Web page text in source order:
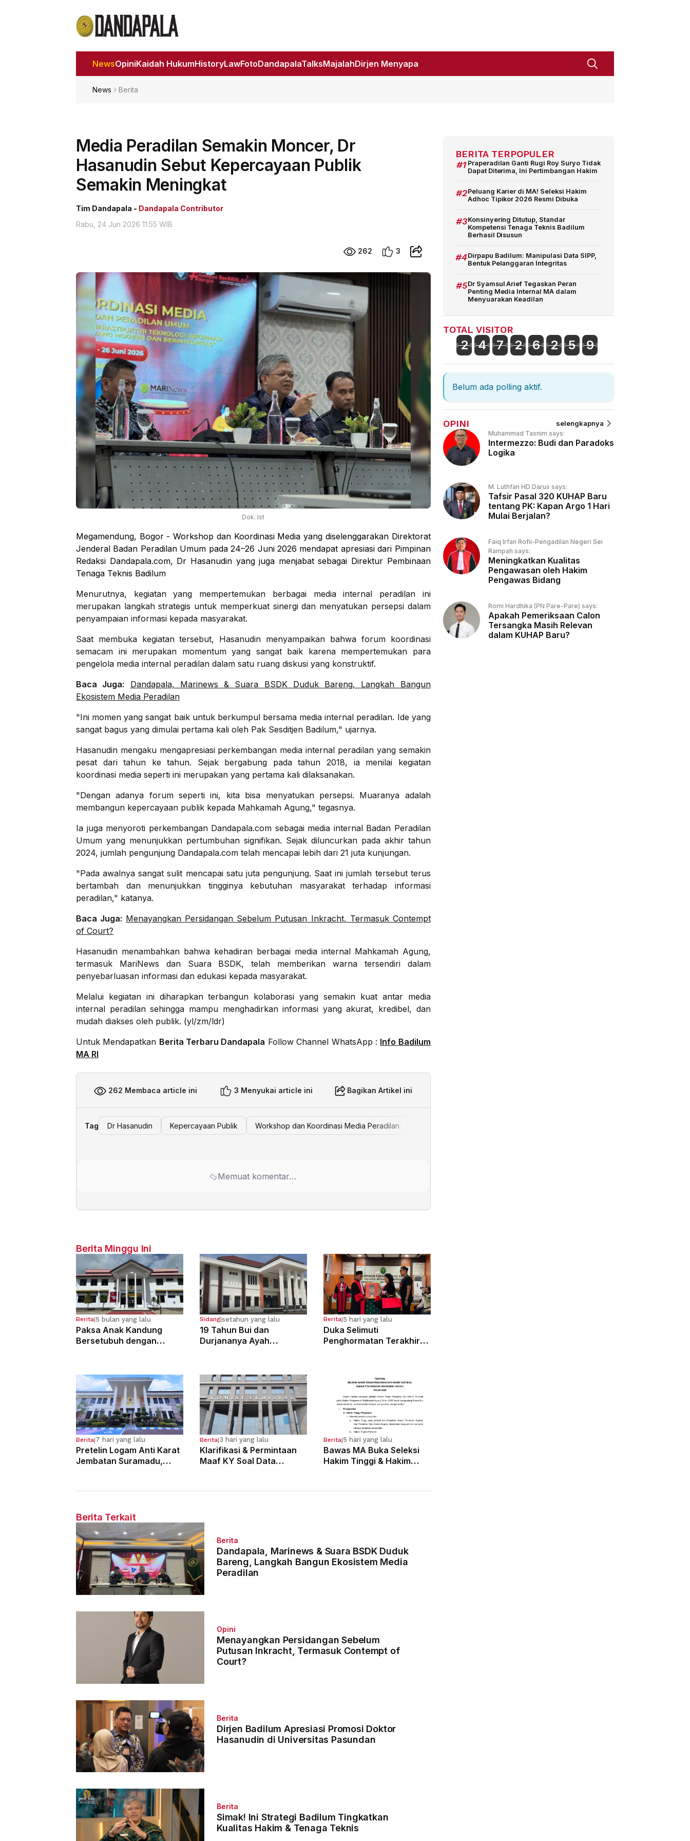
NewsOpiniKaidah HukumHistoryLawFotoDandapalaTalksMajalahDirjen Menyapa
News Berita
Media Peradilan Semakin Moncer, Dr
Hasanudin Sebut Kepercayaan Publik
Semakin Meningkat
Tim Dandapala - Dandapala Contributor
Rabu, 24 Jun 2026 11:55 WIB
262 3
Dok. Ist
Megamendung, Bogor - Workshop dan Koordinasi Media yang diselenggarakan Direktorat
Jenderal Badan Peradilan Umum pada 24–26 Juni 2026 mendapat apresiasi dari Pimpinan
Redaksi Dandapala.com, Dr Hasanudin yang juga menjabat sebagai Direktur Pembinaan
Tenaga Teknis Badilum
Menurutnya, kegiatan yang mempertemukan berbagai media internal peradilan ini
merupakan langkah strategis untuk memperkuat sinergi dan menyatukan persepsi dalam
penyampaian informasi kepada masyarakat.
Saat membuka kegiatan tersebut, Hasanudin menyampaikan bahwa forum koordinasi
semacam ini merupakan momentum yang sangat baik karena mempertemukan para
pengelola media internal peradilan dalam satu ruang diskusi yang konstruktif.
Baca Juga:
Dandapala, Marinews & Suara BSDK Duduk Bareng, Langkah Bangun
Ekosistem Media Peradilan
"Ini momen yang sangat baik untuk berkumpul bersama media internal peradilan. Ide yang
sangat bagus yang dimulai pertama kali oleh Pak Sesditjen Badilum," ujarnya.
Hasanudin mengaku mengapresiasi perkembangan media internal peradilan yang semakin
pesat dari tahun ke tahun. Sejak bergabung pada tahun 2018, ia menilai kegiatan
koordinasi media seperti ini merupakan yang pertama kali dilaksanakan.
"Dengan adanya forum seperti ini, kita bisa menyatukan persepsi. Muaranya adalah
membangun kepercayaan publik kepada Mahkamah Agung," tegasnya.
Ia juga menyoroti perkembangan Dandapala.com sebagai media internal Badan Peradilan
Umum yang menunjukkan pertumbuhan signifikan. Sejak diluncurkan pada akhir tahun
2024, jumlah pengunjung Dandapala.com telah mencapai lebih dari 21 juta kunjungan.
"Pada awalnya sangat sulit mencapai satu juta pengunjung. Saat ini jumlah tersebut terus
bertambah dan menunjukkan tingginya kebutuhan masyarakat terhadap informasi
peradilan," katanya.
Baca Juga: Menayangkan Persidangan Sebelum Putusan Inkracht, Termasuk Contempt
of Court?
Hasanudin menambahkan bahwa kehadiran berbagai media internal Mahkamah Agung,
termasuk MariNews dan Suara BSDK, telah memberikan warna tersendiri dalam
penyebarluasan informasi dan edukasi kepada masyarakat.
Melalui kegiatan ini diharapkan terbangun kolaborasi yang semakin kuat antar media
internal peradilan sehingga mampu menghadirkan informasi yang akurat, kredibel, dan
mudah diakses oleh publik. (yl/zm/ldr)
Untuk Mendapatkan Berita Terbaru Dandapala Follow Channel WhatsApp : Info Badilum
MA RI
262 Membaca article ini 3 Menyukai article ini Bagikan Artikel ini
Tag Dr Hasanudin Kepercayaan Publik Workshop dan Koordinasi Media Peradilan
Memuat komentar…
Berita Minggu Ini
Berita|5 bulan yang lalu
Paksa Anak Kandung
Bersetubuh dengan
Sidang|setahun yang lalu
19 Tahun Bui dan
Durjananya Ayah
Berita|5 hari yang lalu
Duka Selimuti
Penghormatan Terakhir
Berita|7 hari yang lalu
Pretelin Logam Anti Karat
Jembatan Suramadu,
Berita|3 hari yang lalu
Klarifikasi & Permintaan
Maaf KY Soal Data
Berita|5 hari yang lalu
Bawas MA Buka Seleksi
Hakim Tinggi & Hakim
Berita Terkait
Berita
Dandapala, Marinews & Suara BSDK Duduk
Bareng, Langkah Bangun Ekosistem Media
Peradilan
Opini
Menayangkan Persidangan Sebelum
Putusan Inkracht, Termasuk Contempt of
Court?
Berita
Dirjen Badilum Apresiasi Promosi Doktor
Hasanudin di Universitas Pasundan
Berita
Simak! Ini Strategi Badilum Tingkatkan
Kualitas Hakim & Tenaga Teknis
BERITA TERPOPULER
#1 Praperadilan Ganti Rugi Roy Suryo Tidak
Dapat Diterima, Ini Pertimbangan Hakim
#2Peluang Karier di MA! Seleksi Hakim
Adhoc Tipikor 2026 Resmi Dibuka
#3Konsinyering Ditutup, Standar
Kompetensi Tenaga Teknis Badilum
Berhasil Disusun
#4Dirpapu Badilum: Manipulasi Data SIPP,
Bentuk Pelanggaran Integritas
#5Dr Syamsul Arief Tegaskan Peran
Penting Media Internal MA dalam
Menyuarakan Keadilan
TOTAL VISITOR
2 4 7 2 6 2 5 9
Belum ada polling aktif.
OPINI selengkapnya
Muhammad Tasnim says:
Intermezzo: Budi dan Paradoks
Logika
M. Luthfan HD Darus says:
Tafsir Pasal 320 KUHAP Baru
tentang PK: Kapan Argo 1 Hari
Mulai Berjalan?
Faiq Irfan Rofii-Pengadilan Negeri Sei
Rampah says:
Meningkatkan Kualitas
Pengawasan oleh Hakim
Pengawas Bidang
Romi Hardhika (PN Pare-Pare) says:
Apakah Pemeriksaan Calon
Tersangka Masih Relevan
dalam KUHAP Baru?